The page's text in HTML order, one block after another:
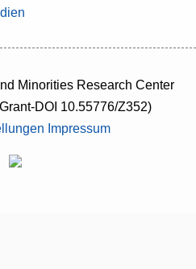
Minorities Research Center
DOI 10.55776/Z352)
Impressum